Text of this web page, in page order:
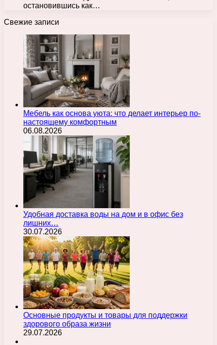
остановившись как…
Свежие записи
Мебель как основа уюта: что делает интерьер по-
настоящему комфортным
06.08.2026
Удобная доставка воды на дом и в офис без
лишних…
30.07.2026
Основные продукты и товары для поддержки
здорового образа жизни
29.07.2026